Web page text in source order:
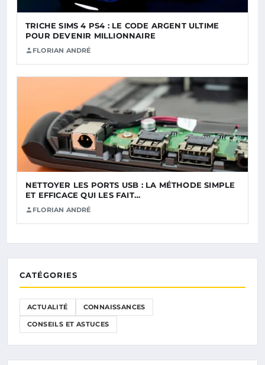
TRICHE SIMS 4 PS4 : LE CODE ARGENT ULTIME
POUR DEVENIR MILLIONNAIRE
FLORIAN ANDRÉ
NETTOYER LES PORTS USB : LA MÉTHODE SIMPLE
ET EFFICACE QUI LES FAIT…
FLORIAN ANDRÉ
CATÉGORIES
ACTUALITÉ CONNAISSANCES
CONSEILS ET ASTUCES